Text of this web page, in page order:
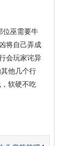
位巫需要牛
将自己弄成
会玩家诧异
他几个行
软硬不吃